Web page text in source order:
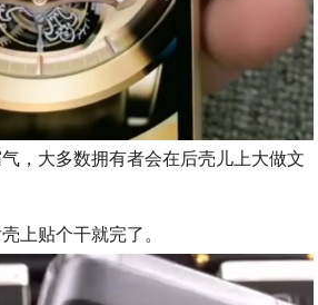
，大多数拥有者会在后壳儿上大做文
上贴个干就完了。